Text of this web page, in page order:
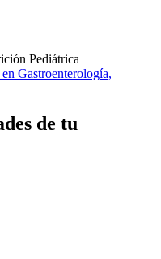
Pediátrica
Gastroenterología,
de tu